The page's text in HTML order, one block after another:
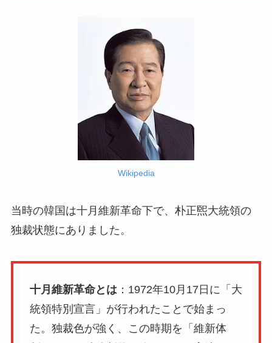
Wikipedia
当時の韓国は十月維新革命下で、朴正煕大統領の
独裁状態にありました。
十月維新革命とは：1972年10月17日に「大
統領特別宣言」が行われたことで始まっ
た。独裁色が強く、この時期を「維新体